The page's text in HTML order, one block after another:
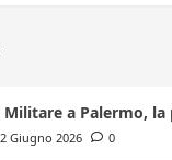
Militare a Palermo,
Giugno 2026 0